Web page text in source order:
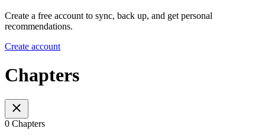
Create a free account to sync, back up, and get personal
recommendations.
Create account
Chapters
0 Chapters